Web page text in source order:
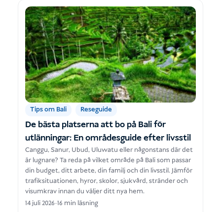
Tips om Bali Reseguide
De bästa platserna att bo på Bali för
utlänningar: En områdesguide efter livsstil
Canggu, Sanur, Ubud, Uluwatu eller någonstans där det
är lugnare? Ta reda på vilket område på Bali som passar
din budget, ditt arbete, din familj och din livsstil. Jämför
trafiksituationen, hyror, skolor, sjukvård, stränder och
visumkrav innan du väljer ditt nya hem.
14 juli 2026-16 min läsning